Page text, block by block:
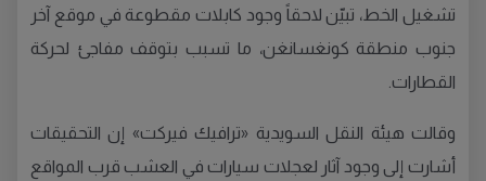
تشغيل الخط، تبيّن لاحقاً وجود كابلات مقطوعة في موقع آخر
جنوب منطقة كونغسانغن، ما تسبب بتوقف مفاجئ لحركة
القطارات.
وقالت هيئة النقل السويدية «ترافيك فيركت» إن التحقيقات
أشارت إلى وجود آثار لعجلات سيارات في العشب قرب المواقع